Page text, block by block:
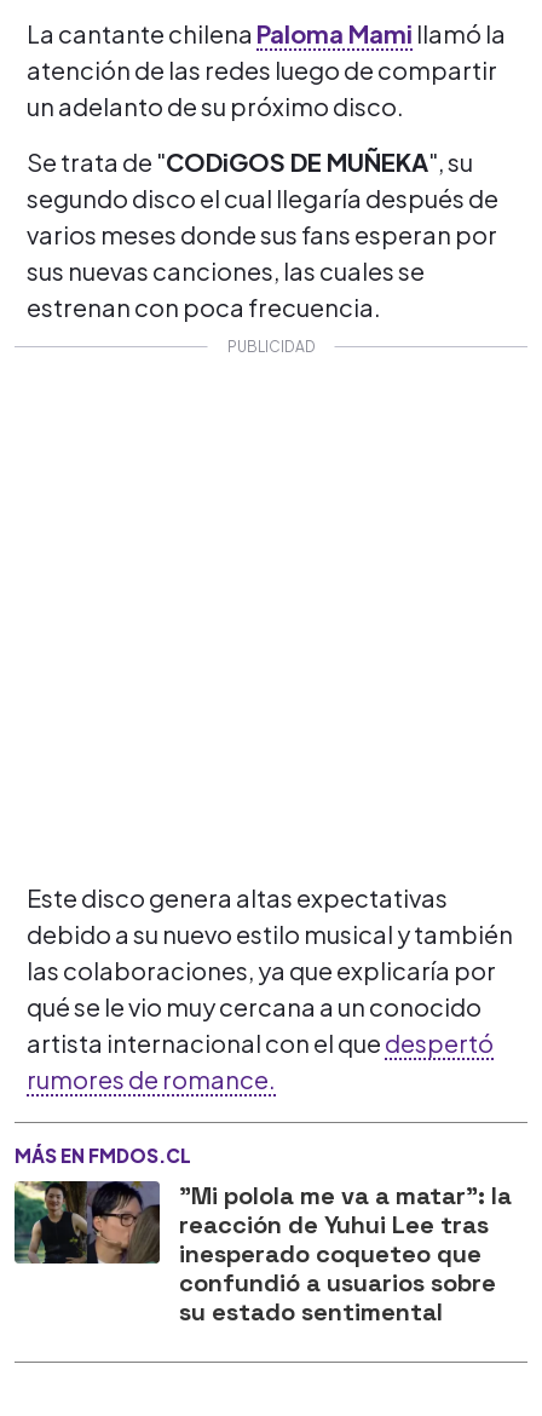
La cantante chilena Paloma Mami llamó la
atención de las redes luego de compartir
un adelanto de su próximo disco.
Se trata de "CODiGOS DE MUÑEKA", su
segundo disco el cual llegaría después de
varios meses donde sus fans esperan por
sus nuevas canciones, las cuales se
estrenan con poca frecuencia.
Este disco genera altas expectativas
debido a su nuevo estilo musical y también
las colaboraciones, ya que explicaría por
qué se le vio muy cercana a un conocido
artista internacional con el que despertó
rumores de romance.
MÁS EN FMDOS.CL
"Mi polola me va a matar": la
reacción de Yuhui Lee tras
inesperado coqueteo que
confundió a usuarios sobre
su estado sentimental